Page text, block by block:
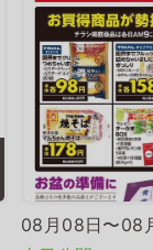
08月08日〜08